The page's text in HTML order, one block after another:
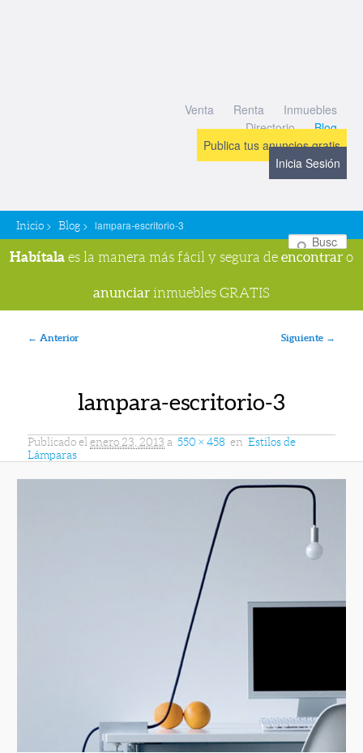
Venta Renta
Inmuebles
Directorio
Blog
Publica tus anuncios gratis
Inicia Sesión
Inicio > Blog > lampara-escritorio-3
Habítala es la manera más fácil y segura de encontrar o
anunciar inmuebles GRATIS
Navegador de imágenes
← Anterior Siguiente →
lampara-escritorio-3
Publicado el enero 23, 2013 a 550 × 458 en Estilos de
Lámparas